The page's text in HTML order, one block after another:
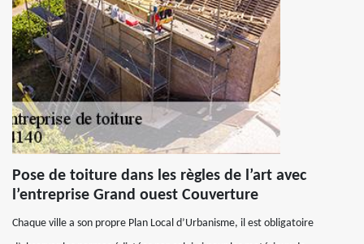
Pose de toiture dans les règles de l’art avec
l’entreprise Grand ouest Couverture
Chaque ville a son propre Plan Local d’Urbanisme, il est obligatoire